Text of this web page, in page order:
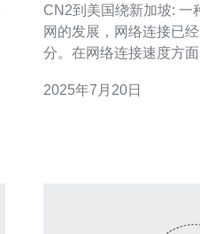
CN2到美国绕新加坡: 一种更
网的发展，网络连接已
分。在网络连接速度方
而通过绕过新加坡的方
2025年7月20日